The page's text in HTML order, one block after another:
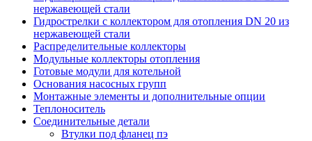
нержавеющей стали
Гидрострелки с коллектором для отопления DN 20 из
нержавеющей стали
Распределительные коллекторы
Модульные коллекторы отопления
Готовые модули для котельной
Основания насосных групп
Монтажные элементы и дополнительные опции
Теплоноситель
Соединительные детали
Втулки под фланец пэ